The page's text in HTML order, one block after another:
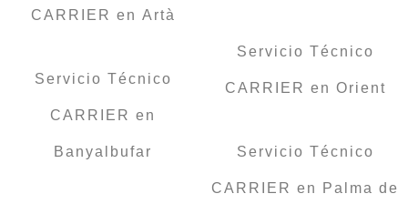
CARRIER en Artà
Servicio Técnico
CARRIER en
Banyalbufar
Servicio Técnico
CARRIER en Orient
Servicio Técnico
CARRIER en Palma de